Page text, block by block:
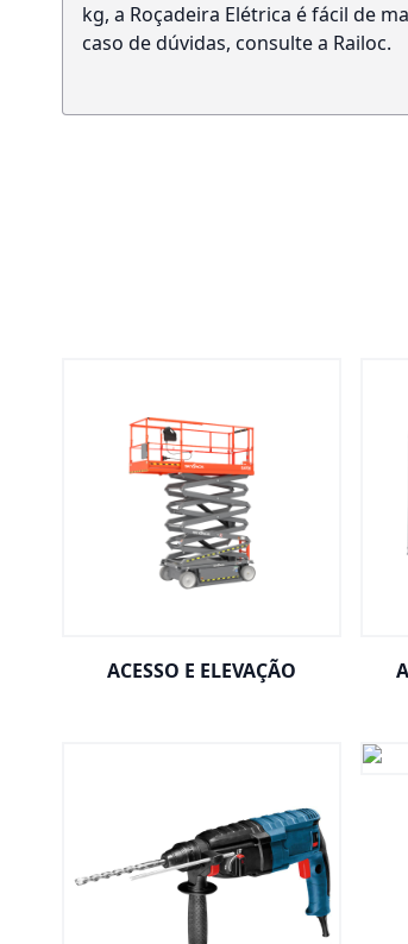
kg, a Roçadeira Elétrica é fácil de
caso de dúvidas, consulte a Railoc.
ACESSO E ELEVAÇÃO